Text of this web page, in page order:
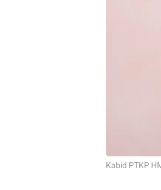
Kabid PTKP